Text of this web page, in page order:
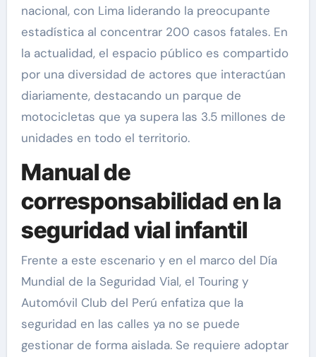
nacional, con Lima liderando la preocupante
estadística al concentrar 200 casos fatales. En
la actualidad, el espacio público es compartido
por una diversidad de actores que interactúan
diariamente, destacando un parque de
motocicletas que ya supera las 3.5 millones de
unidades en todo el territorio.
Manual de
corresponsabilidad en la
seguridad vial infantil
Frente a este escenario y en el marco del Día
Mundial de la Seguridad Vial, el Touring y
Automóvil Club del Perú enfatiza que la
seguridad en las calles ya no se puede
gestionar de forma aislada. Se requiere adoptar